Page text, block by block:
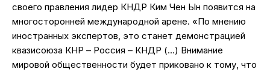
своего правления лидер КНДР Ким Чен Ын появится на
многосторонней международной арене. «По мнению
иностранных экспертов, это станет демонстрацией
квазисоюза КНР – Россия – КНДР (…) Внимание
мировой общественности будет приковано к тому, что